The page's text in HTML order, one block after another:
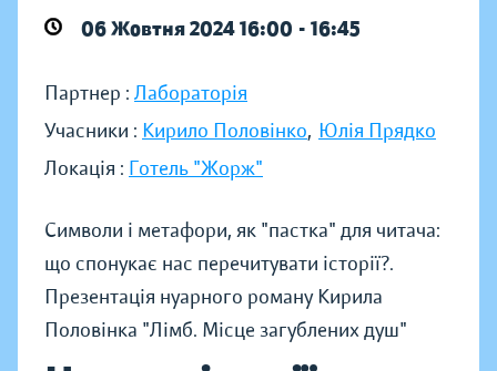
06 Жовтня 2024 16:00 - 16:45
Партнер : Лабораторія
Учасники : Кирило Половінко, Юлія Прядко
Локація : Готель "Жорж"
Символи і метафори, як "пастка" для читача:
що спонукає нас перечитувати історії?.
Презентація нуарного роману Кирила
Половінка "Лімб. Місце загублених душ"